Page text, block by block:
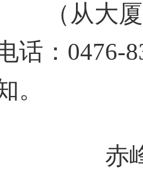
大厦东
话：0476-
。
赤